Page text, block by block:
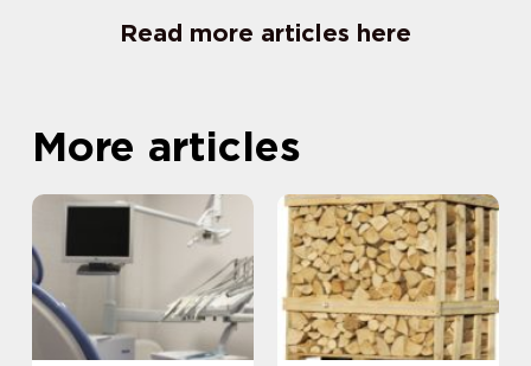
Read more articles here
More articles